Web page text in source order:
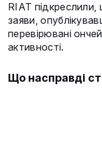
RIAT підкреслили,
заяви,
перевірювані
активності.
Що насправді